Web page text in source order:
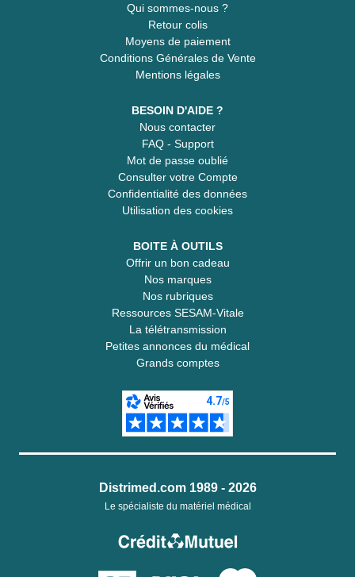
Qui sommes-nous ?
Retour colis
Moyens de paiement
Conditions Générales de Vente
Mentions légales
BESOIN D'AIDE ?
Nous contacter
FAQ - Support
Mot de passe oublié
Consulter votre Compte
Confidentialité des données
Utilisation des cookies
BOITE À OUTILS
Offrir un bon cadeau
Nos marques
Nos rubriques
Ressources SESAM-Vitale
La télétransmission
Petites annonces du médical
Grands comptes
Distrimed.com 1989 - 2026
Le spécialiste du matériel médical